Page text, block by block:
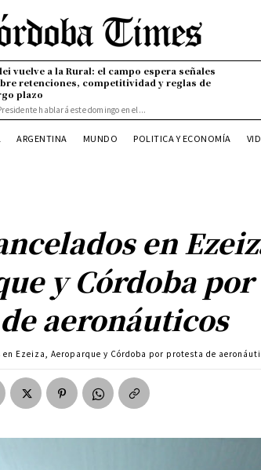
vuelve a la Rural: el campo espera señales
retenciones, competitividad y reglas de
plazo
hablará este domingo en el...
ARGENTINA MUNDO POLITICA Y ECONOMÍA
en
y Córdoba por
aeronáuticos
en Ezeiza, Aeroparque y Córdoba por protesta de